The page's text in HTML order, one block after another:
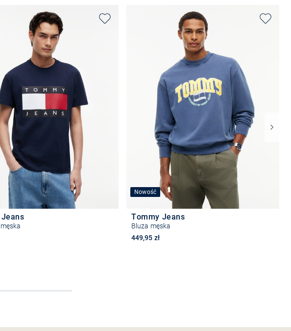
Nowość
Tommy Jeans
Bluza męska
449,95 zł